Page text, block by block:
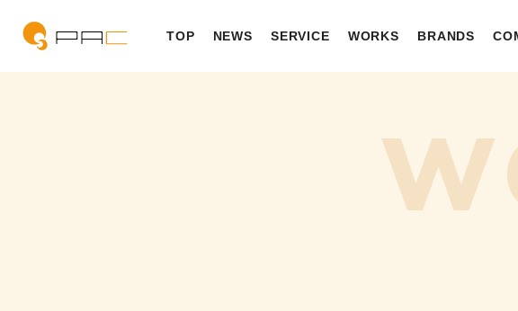
TOP NEWS SERVICE WORKS BRANDS